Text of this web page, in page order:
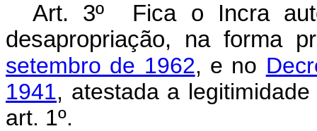
Art. 3º Fica o Incra
desapropriação, na forma
setembro de 1962, e no
1941, atestada a
art. 1º.